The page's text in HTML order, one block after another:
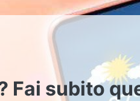
Fai subito